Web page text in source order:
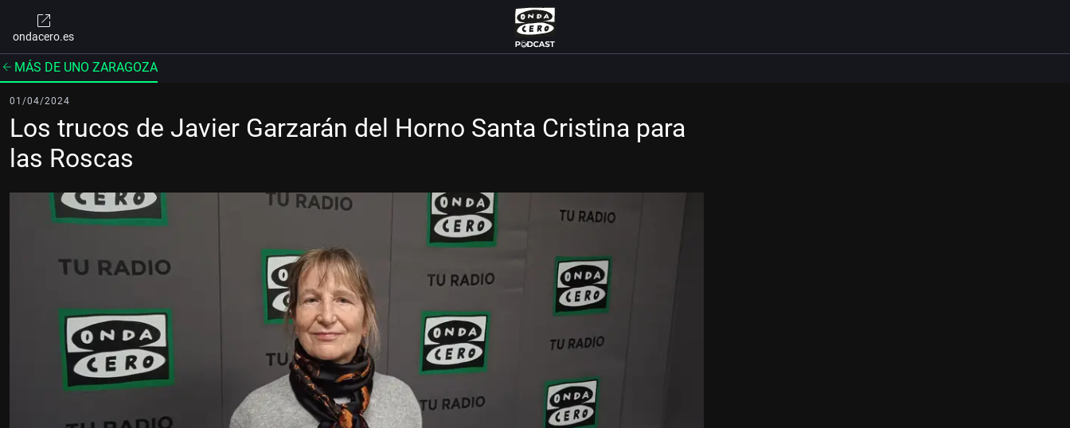
ondacero.es
MÁS DE UNO ZARAGOZA
01/04/2024
Los trucos de Javier Garzarán del Horno Santa Cristina para
las Roscas